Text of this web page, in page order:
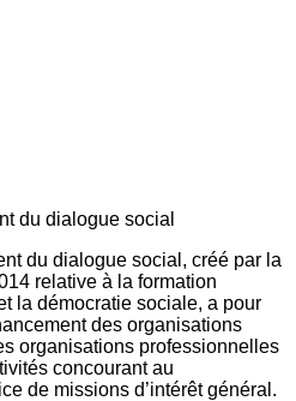
du dialogue social, créé par la
relative à la formation
la démocratie sociale, a pour
des organisations
organisations professionnelles
concourant au
de missions d’intérêt général.